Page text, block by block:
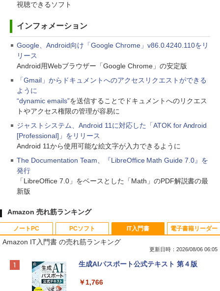
視聴できるソフト
インフォメーション
Google、Android向け「Google Chrome」v86.0.4240.110をリ
リース
Android用Webブラウザー「Google Chrome」の安定版
「Gmail」からドキュメントへのアクセスリクエストができる
ように
“dynamic emails”を送信することでドキュメントへのリクエス
トやアクセス権限の管理が容易に
ジャストシステム、Android 11に対応した「ATOK for Android
[Professional]」をリリース
Android 11から使用可能な絵文字が入力できるように
The Documentation Team、『LibreOffice Math Guide 7.0』を
発行
「LibreOffice 7.0」をベースとした「Math」のPDF解説書の最
新版
Amazon 売れ筋ランキング
ノートPC
Apple 2026 MacBook Neo A18 Proチッ
e Intelligenceのために設計、Liquid Ret
PCソフト
Xbox プリペイドカード 10,000円 デジタ
ンラインコード]
IT入門書
Amazon IT入門書 の売れ筋ランキング
更新日時：2026/08/06 06:05
生成AIパスポート公式テキスト 第４版
￥1,766
電子書籍リーダー